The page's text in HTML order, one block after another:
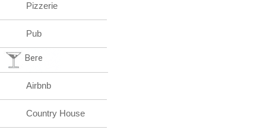
Pizzerie
Pub
Bere
Airbnb
Country House